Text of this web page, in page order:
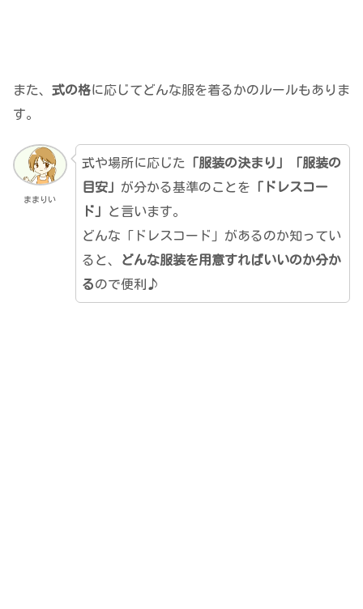
また、 式の格に応じてどんな服を着るかのルールもありま
す。
ままりい
式や場所に応じた 「服装の決まり」「服装の
目安」 が分かる基準のことを 「ドレスコー
ド」
と言います。
どんな「ドレスコード」があるのか知ってい
ると、
どんな服装を用意すればいいのか分か
るので便利♪